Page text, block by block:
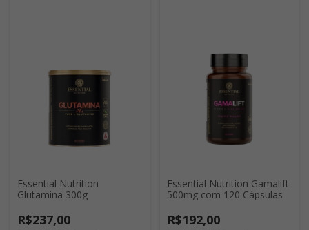
Essential Nutrition
Glutamina 300g
R$237,00
Essential Nutrition Gamalift
500mg com 120 Cápsulas
R$192,00